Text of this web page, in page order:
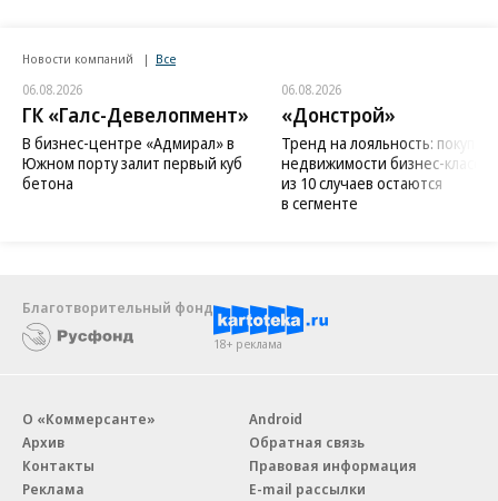
Новости компаний Все
06.08.2026
ГК «Галс-Девелопмент»
В бизнес-центре «Адмирал» в
Южном порту залит первый куб
бетона
06.08.2026
«Донстрой»
Тренд на лояльность:
недвижимости бизнес-класса
из 10 случаев остаются
в сегменте
Благотворительный фонд
18+ реклама
О «Коммерсанте»
Архив
Контакты
Реклама
Android
Обратная связь
Правовая информация
E-mail рассылки